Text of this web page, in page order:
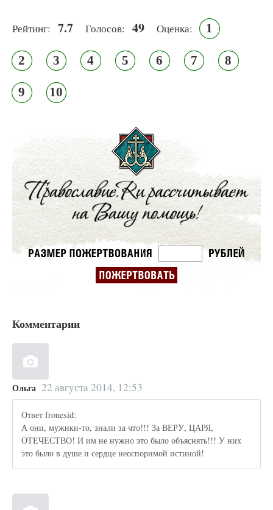
Рейтинг: 7.7 Голосов: 49 Оценка: 1
2 3 4 5 6 7 8
9 10
Комментарии
Ольга 22 августа 2014, 12:53
Ответ fronesid:
А они, мужики-то, знали за что!!! За ВЕРУ, ЦАРЯ,
ОТЕЧЕСТВО! И им не нужно это было объяснять!!! У них
это было в душе и сердце неоспоримой истиной!